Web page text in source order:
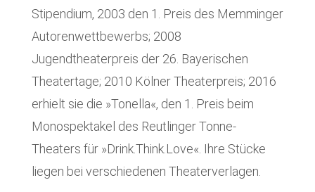
Stipendium, 2003 den 1. Preis des Memminger
Autorenwettbewerbs; 2008
Jugendtheaterpreis der 26. Bayerischen
Theatertage; 2010 Kölner Theaterpreis; 2016
erhielt sie die »Tonella«, den 1. Preis beim
Monospektakel des Reutlinger Tonne-
Theaters für »Drink.Think.Love«. Ihre Stücke
liegen bei verschiedenen Theaterverlagen.